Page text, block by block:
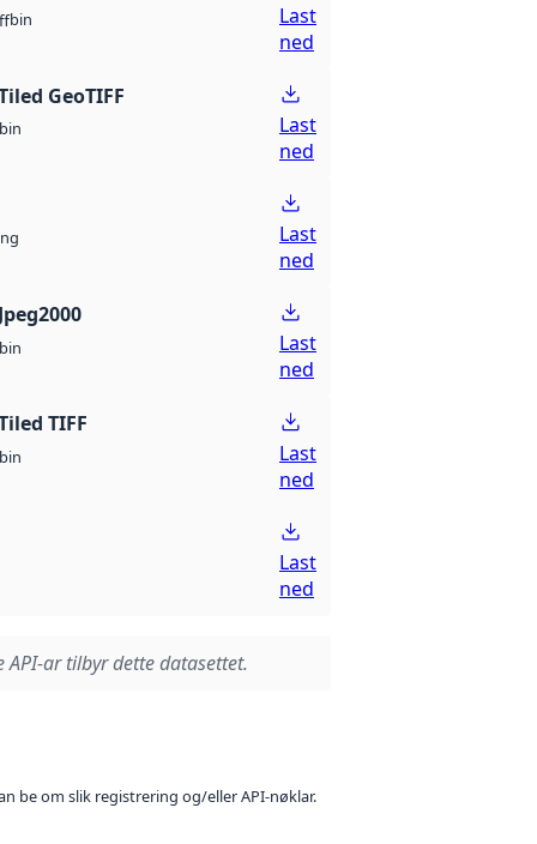
bin
Last
ned
GeoTIFF
bin
Last
ned
Last
ned
bin
Last
ned
TIFF
bin
Last
ned
Last
ned
API-ar tilbyr dette datasettet.
be om slik registrering og/eller API-nøklar.